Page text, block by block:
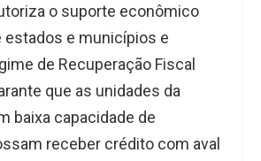
o suporte econômico
estados e municípios e
de Recuperação Fiscal
que as unidades da
baixa capacidade de
receber crédito com aval